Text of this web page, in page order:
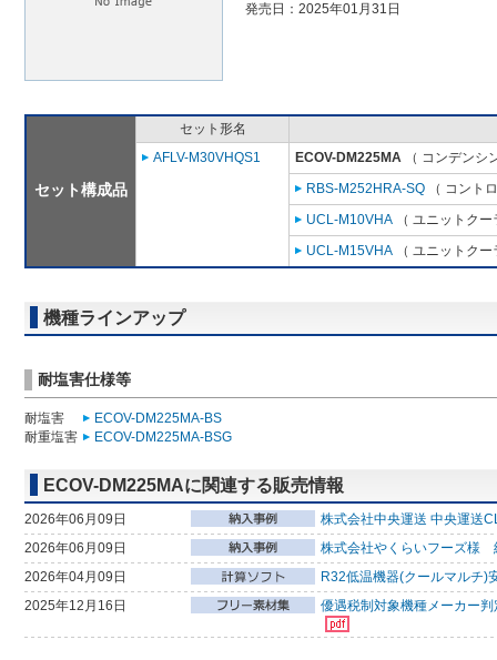
発売日：2025年01月31日
セット構成品
セット形名
AFLV-M30VHQS1
ECOV-DM225MA （ コンデンシ
RBS-M252HRA-SQ （ コント
UCL-M10VHA （ ユニットク
UCL-M15VHA （ ユニットク
機種ラインアップ
耐塩害仕様等
耐塩害
ECOV-DM225MA-BS
耐重塩害
ECOV-DM225MA-BSG
ECOV-DM225MAに関連する販売情報
2026年06月09日
株式会社中央運送 中央運送
2026年06月09日
株式会社やくらいフーズ様
2026年04月09日
R32低温機器(クールマルチ)
2025年12月16日
優遇税制対象機種メーカー